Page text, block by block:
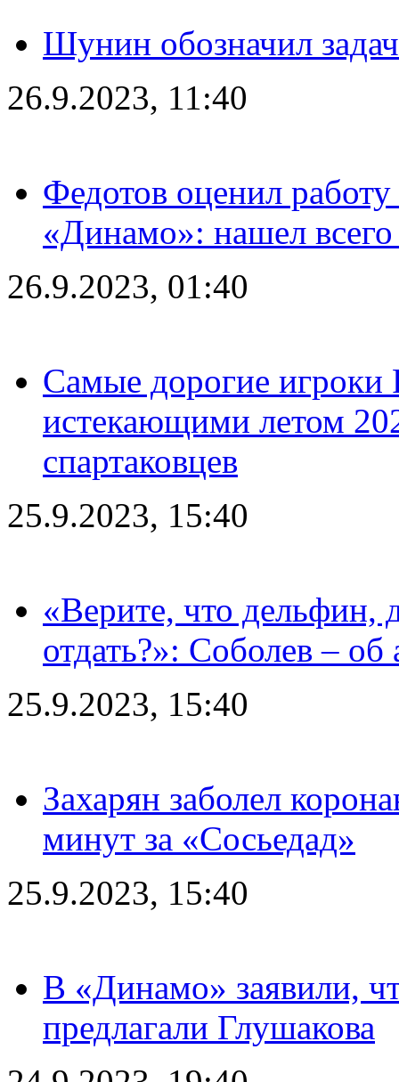
Шунин обозначил
26.9.2023, 11:40
Федотов оценил
«Динамо»: нашел
26.9.2023, 01:40
Самые дорогие игроки
истекающими летом
спартаковцев
25.9.2023, 15:40
«Верите, что дельфин,
отдать?»: Соболев – об
25.9.2023, 15:40
Захарян заболел
минут за «Сосьедад»
25.9.2023, 15:40
В «Динамо» заявили,
предлагали Глушакова